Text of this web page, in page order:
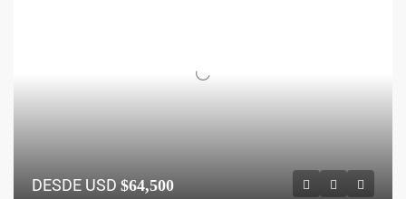
DESDE USD $64,500